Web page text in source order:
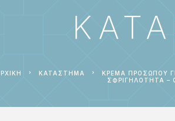
ΑΡΧΙΚΉ ΚΑΤΆΣΤΗΜΑ
ΚΡΈΜΑ ΠΡΟΣΏΠΟΥ
ΣΦΡΙΓΗΛΌΤΗΤΑ –